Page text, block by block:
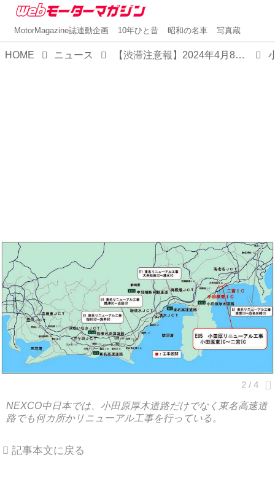
MotorMagazine誌連動企画 10年ひと昔 昭和の名車 写真蔵
HOME ニュース 【渋滞注意報】2024年4月8日〜8月9日に小田原厚木道路でリニューアル工事を実施
NEXCO中日本では、小田原厚木道路だけでなく東名高速道
路でも何カ所かリニューアル工事を行っている。
記事本文に戻る